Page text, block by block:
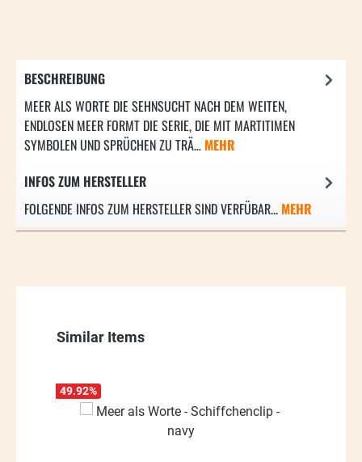
BESCHREIBUNG
MEER ALS WORTE DIE SEHNSUCHT NACH DEM WEITEN,
ENDLOSEN MEER FORMT DIE SERIE, DIE MIT MARTITIMEN
SYMBOLEN UND SPRÜCHEN ZU TRÄ… MEHR
INFOS ZUM HERSTELLER
FOLGENDE INFOS ZUM HERSTELLER SIND VERFÜBAR... MEHR
Produktgalerie überspringen
Similar Items
49.92%